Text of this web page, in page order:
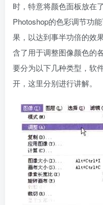
时，特意将颜色面板放在
Photoshop的色彩调节功
果，以达到事半功倍的效
含了用于调整图像颜色的
要分为以下几种类型，软
开，这里分别进行讲解。